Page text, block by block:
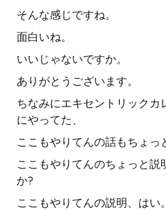
そんな感じですね。
面白いね。
いいじゃないですか。
ありがとうございます。
ちなみにエキセントリック
にやってた、
ここもやりてんの話もちょっ
ここもやりてんのちょっと
か?
ここもやりてんの説明、はい。